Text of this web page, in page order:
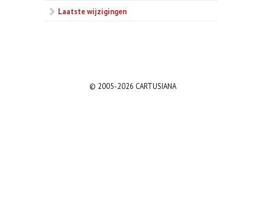
Laatste wijzigingen
© 2005-2026 CARTUSIANA